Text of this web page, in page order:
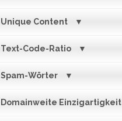
Unique Content
Text-Code-Ratio
Spam-Wörter
Domainweite Einzigartigkeit